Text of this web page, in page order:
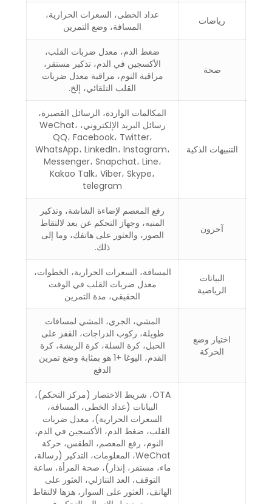
رياضات
عداد الخطى، السعرات الحرارية،
المسافة، وضع التمرين
صحة
ضغط الدم، معدل ضربات القلب،
الأكسجين في الدم، تذكير مستقر،
مراقبة النوم، مراقبة معدل ضربات
القلب التلقائي، إلخ.
التنبيهات الذكية
المكالمات الواردة، الرسائل القصيرة،
رسائل البريد الإلكتروني، WeChat،
QQ، Facebook، Twitter،
WhatsApp، LinkedIn، Instagram،
Messenger، Snapchat، Line،
Kakao Talk، Viber، Skype،
telegram
آحرون
رفع المعصم لإضاءة الشاشة، وتذكير
المنبه، وجهاز التحكم عن بعد لالتقاط
الصور، والعثور على هاتفك، وما إلى
ذلك.
البيانات
الرياضية
المسافة، السعرات الحرارية، الخطوات،
معدل ضربات القلب في الوقت
الحقيقي، مدة التمرين
اختيار وضع
الحركة
المشي، الجري، المشي لمسافات
طويلة، ركوب الدراجات، القفز على
الحبل، كرة السلة، كرة الريشة، كرة
القدم، اليوغا +1 هو بمثابة وضع تمرين
الدفع
OTA، شريط الاختصار (مركز التحكم)،
البيانات (عداد الخطى، المسافة،
السعرات الحرارية)، معدل ضربات
القلب، ضغط الدم، الأكسجين في الدم،
النوم، رفع المعصم، الطقس، حركة
WeChat، المعلومات، التذكير (رسالة،
ماء، مستقر، إنذار)، صحة المرأة، ساعة
التوقف، العد التنازلي، العثور على
الهاتف، العثور على السوار، هزها لالتقاط